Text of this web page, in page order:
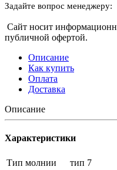
Задайте вопрос менеджеру:
Сайт носит
публичной офертой.
Описание
Как купить
Оплата
Доставка
Описание
Характеристики
Тип молнии
тип 7